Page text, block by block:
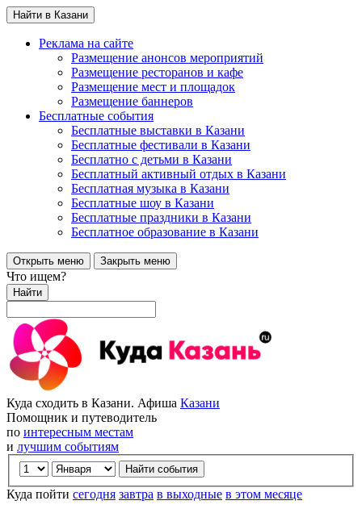
Найти в Казани
Реклама на сайте
Размещение анонсов мероприятий
Размещение ресторанов и кафе
Размещение мест и площадок
Размещение баннеров
Бесплатные события
Бесплатные выставки в Казани
Бесплатные фестивали в Казани
Бесплатно с детьми в Казани
Бесплатный активный отдых в Казани
Бесплатная музыка в Казани
Бесплатные шоу в Казани
Бесплатные праздники в Казани
Бесплатное образование в Казани
Открыть меню Закрыть меню
Что ищем?
Найти
Куда сходить в Казани. Афиша Казани
Помощник и путеводитель
по интересным местам
и лучшим событиям
Куда пойти сегодня завтра в выходные в этом месяце